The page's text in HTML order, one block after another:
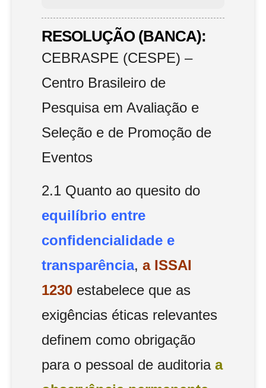
RESOLUÇÃO (BANCA):
CEBRASPE (CESPE) –
Centro Brasileiro de
Pesquisa em Avaliação e
Seleção e de Promoção de
Eventos
2.1 Quanto ao quesito do
equilíbrio entre
confidencialidade e
transparência, a ISSAI
1230 estabelece que as
exigências éticas relevantes
definem como obrigação
para o pessoal de auditoria a